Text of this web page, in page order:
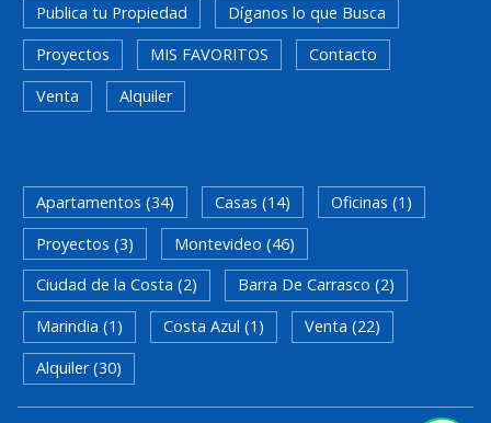
Publica tu Propiedad
Díganos lo que Busca
Proyectos
MIS FAVORITOS
Contacto
Venta
Alquiler
Apartamentos (34) Casas (14)
Oficinas (1)
Proyectos (3)
Montevideo (46)
Ciudad de la Costa (2)
Barra De Carrasco (2)
Marindia (1)
Costa Azul (1)
Venta (22)
Alquiler (30)